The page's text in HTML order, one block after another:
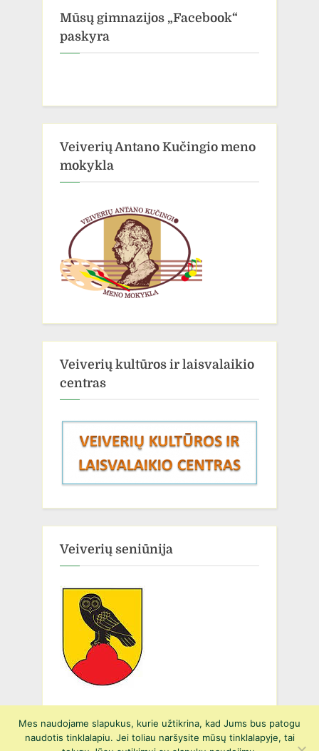
Mūsų gimnazijos „Facebook“
paskyra
Veiverių Antano Kučingio meno
mokykla
Veiverių kultūros ir laisvalaikio
centras
Veiverių seniūnija
Copyright © 2026 Prienų r. Suvalkijos gimnazijos Veiverių Tomo
Mes naudojame slapukus, kurie užtikrina, kad Jums bus patogu
naudotis tinklalapiu. Jei toliau naršysite mūsų tinklalapyje, tai